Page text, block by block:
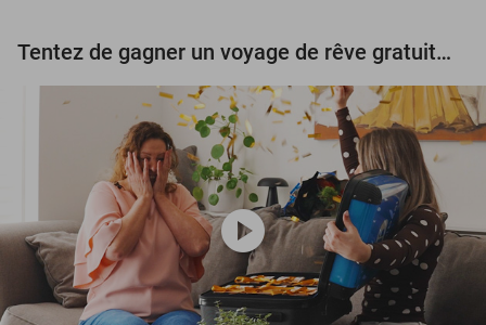
Tentez de gagner un voyage de rêve gratuit d'une valeur de 3.000 € !
play_circle